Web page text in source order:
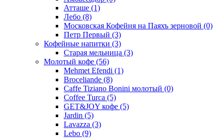
Атташе (1)
Лебо (8)
Московская Кофейня на Паяхъ зерновой (0)
Петр Первый (3)
Кофейные напитки (3)
Старая мельница (3)
Молотый кофе (56)
Mehmet Efendi (1)
Broceliande (8)
Caffe Tiziano Bonini молотый (0)
Coffee Turca (5)
GET&JOY кофе (5)
Jardin (5)
Lavazza (3)
Lebo (9)